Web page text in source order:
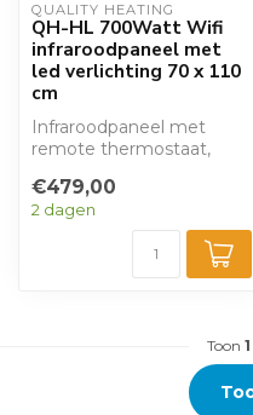
QUALITY HEATING
QH-HL 700Watt Wifi
infraroodpaneel met
led verlichting 70 x 110
cm
Infraroodpaneel met
remote thermostaat,
gladde afwerkin...
€479,00
2 dagen
Toon 1